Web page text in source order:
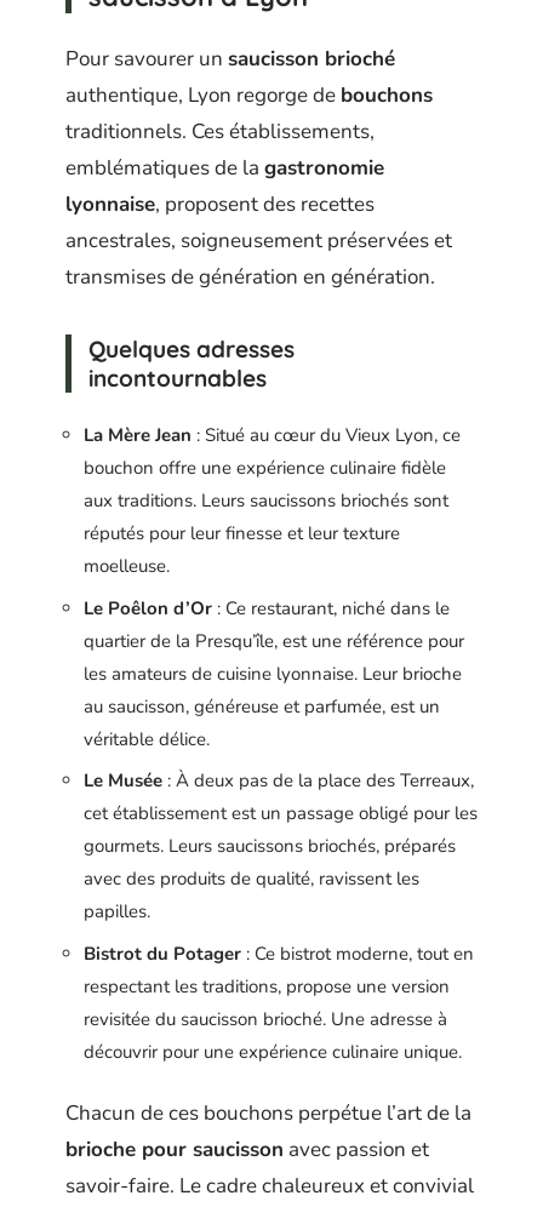
Pour savourer un saucisson brioché
authentique, Lyon regorge de bouchons
traditionnels. Ces établissements,
emblématiques de la gastronomie
lyonnaise, proposent des recettes
ancestrales, soigneusement préservées et
transmises de génération en génération.
Quelques adresses
incontournables
La Mère Jean : Situé au cœur du Vieux Lyon, ce
bouchon offre une expérience culinaire fidèle
aux traditions. Leurs saucissons briochés sont
réputés pour leur finesse et leur texture
moelleuse.
Le Poêlon d’Or : Ce restaurant, niché dans le
quartier de la Presqu’île, est une référence pour
les amateurs de cuisine lyonnaise. Leur brioche
au saucisson, généreuse et parfumée, est un
véritable délice.
Le Musée : À deux pas de la place des Terreaux,
cet établissement est un passage obligé pour les
gourmets. Leurs saucissons briochés, préparés
avec des produits de qualité, ravissent les
papilles.
Bistrot du Potager : Ce bistrot moderne, tout en
respectant les traditions, propose une version
revisitée du saucisson brioché. Une adresse à
découvrir pour une expérience culinaire unique.
Chacun de ces bouchons perpétue l’art de la
brioche pour saucisson avec passion et
savoir-faire. Le cadre chaleureux et convivial